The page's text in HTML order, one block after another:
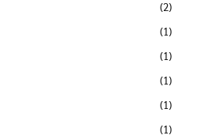
(2)
(1)
(1)
(1)
(1)
(1)